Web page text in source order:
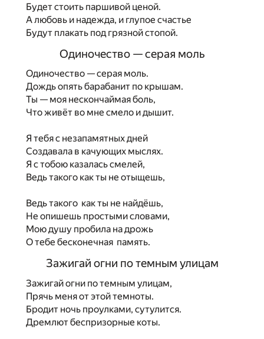
Будет стоить паршивой ценой.
А любовь и надежда, и глупое счастье
Будут плакать под грязной стопой.
Одиночество — серая моль
Одиночество — серая моль.
Дождь опять барабанит по крышам.
Ты — моя нескончаймая боль,
Что живёт во мне смело и дышит.
Я тебя с незапамятных дней
Создавала в качующих мыслях.
Я с тобою казалась смелей,
Ведь такого как ты не отыщешь,
Ведь такого как ты не найдёшь,
Не опишешь простыми словами,
Мою душу пробила на дрожь
О тебе бесконечная память.
Зажигай огни по темным улицам
Зажигай огни по темным улицам,
Прячь меня от этой темноты.
Бродит ночь проулками, сутулится.
Дремлют беспризорные коты.